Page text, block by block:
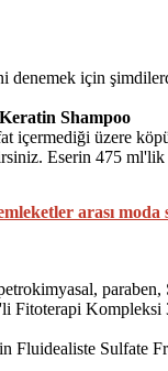
denemek için
Shampoo
içermediği üzere
Eserin 475
arası
Fitoterapi Kompleksi
Fluidealiste Sulfate